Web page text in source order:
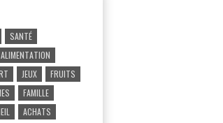
SANTÉ
ALIMENTATION
JEUX
FRUITS
FAMILLE
ACHATS